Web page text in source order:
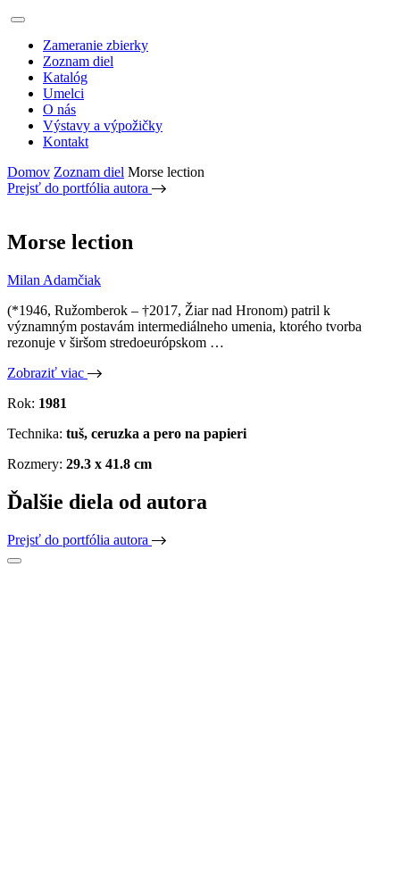
Zameranie zbierky
Zoznam diel
Katalóg
Umelci
O nás
Výstavy a výpožičky
Kontakt
Domov Zoznam diel Morse lection
Prejsť do portfólia autora
Morse lection
Milan Adamčiak
(*1946, Ružomberok – †2017, Žiar nad Hronom) patril k
významným postavám intermediálneho umenia, ktorého tvorba
rezonuje v širšom stredoeurópskom …
Zobraziť viac
Rok: 1981
Technika: tuš, ceruzka a pero na papieri
Rozmery: 29.3 x 41.8 cm
Ďalšie diela od autora
Prejsť do portfólia autora